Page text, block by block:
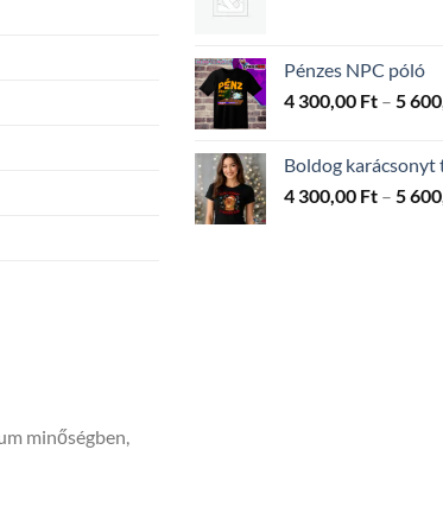
Pénzes NPC póló
4 300,00 Ft – 5
Boldog karácsonyt
4 300,00 Ft – 5
minőségben,